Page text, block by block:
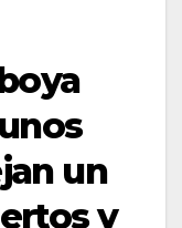
un
y